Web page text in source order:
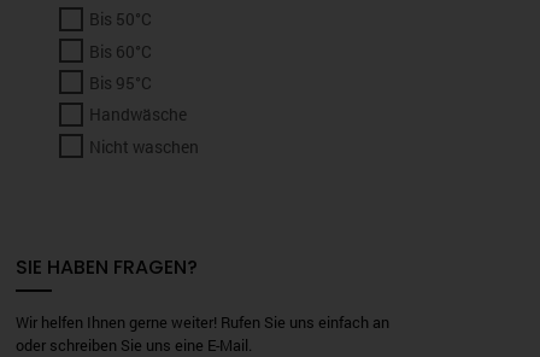
Bis 50°C
Bis 60°C
Bis 95°C
Handwäsche
Nicht waschen
SIE HABEN FRAGEN?
Wir helfen Ihnen gerne weiter! Rufen Sie uns einfach an
oder schreiben Sie uns eine E-Mail.